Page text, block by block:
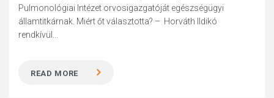
Pulmonológiai Intézet orvosigazgatóját egészségügyi
államtitkárnak. Miért őt választotta? – Horváth Ildikó
rendkívül...
READ MORE